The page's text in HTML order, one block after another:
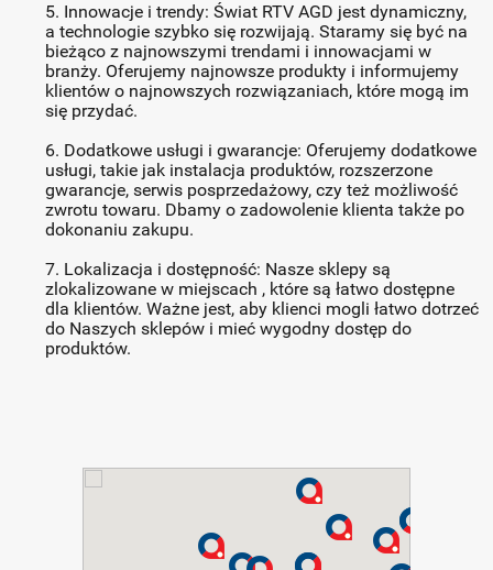
5. Innowacje i trendy: Świat RTV AGD jest dynamiczny,
a technologie szybko się rozwijają. Staramy się być na
bieżąco z najnowszymi trendami i innowacjami w
branży. Oferujemy najnowsze produkty i informujemy
klientów o najnowszych rozwiązaniach, które mogą im
się przydać.
6. Dodatkowe usługi i gwarancje: Oferujemy dodatkowe
usługi, takie jak instalacja produktów, rozszerzone
gwarancje, serwis posprzedażowy, czy też możliwość
zwrotu towaru. Dbamy o zadowolenie klienta także po
dokonaniu zakupu.
7. Lokalizacja i dostępność: Nasze sklepy są
zlokalizowane w miejscach , które są łatwo dostępne
dla klientów. Ważne jest, aby klienci mogli łatwo dotrzeć
do Naszych sklepów i mieć wygodny dostęp do
produktów.